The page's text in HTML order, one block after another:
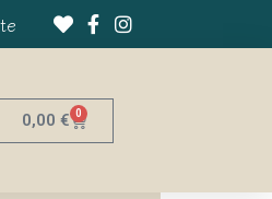
0,00 € 0